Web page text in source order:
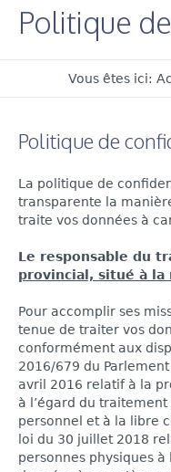
Politique
Vous êtes ici:
Politique de
La politique de
transparente la
traite vos données à
Le responsable du
provincial, situé à la
Pour accomplir ses
tenue de traiter vos
conformément aux
2016/679 du
avril 2016 relatif à la
à l’égard du
personnel et à la libre
loi du 30 juillet 2018
personnes physiques